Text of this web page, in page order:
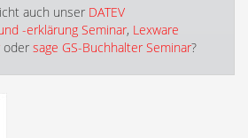
auch unser DATEV
-erklärung Seminar, Lexware
oder sage GS-Buchhalter Seminar?